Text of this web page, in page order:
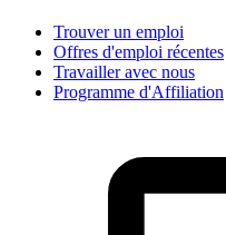
Trouver un emploi
Offres d'emploi récentes
Travailler avec nous
Programme d'Affiliation